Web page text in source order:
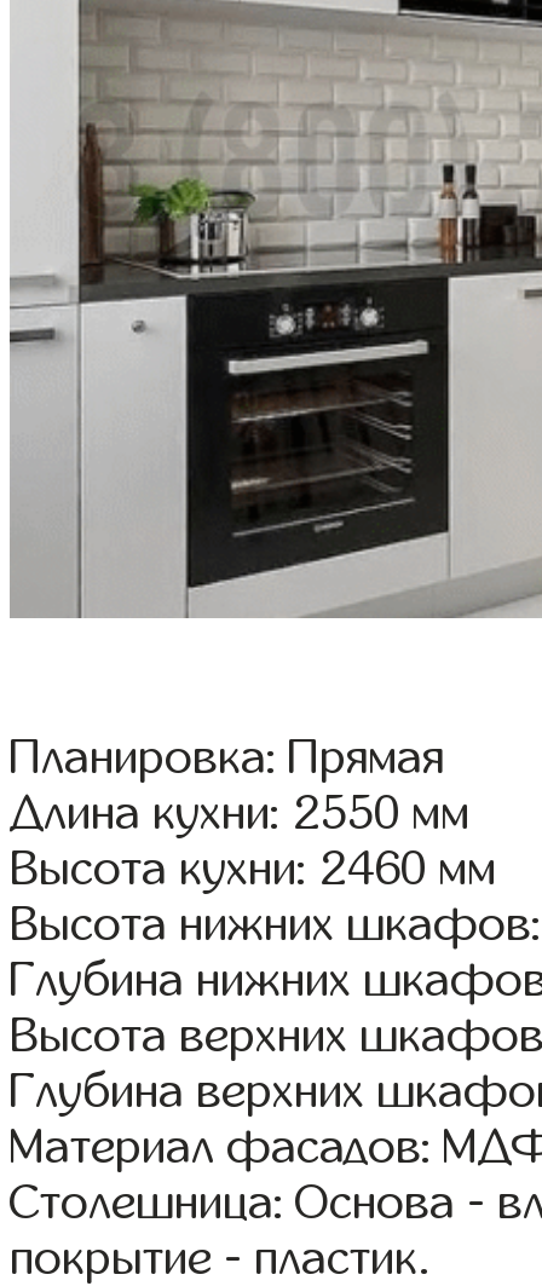
Планировка: Прямая
Длина кухни: 2550 мм
Высота кухни: 2460 мм
Высота нижних
Глубина нижних
Высота верхних
Глубина верхних
Материал фасадов:
Столешница: Основа -
покрытие - пластик.